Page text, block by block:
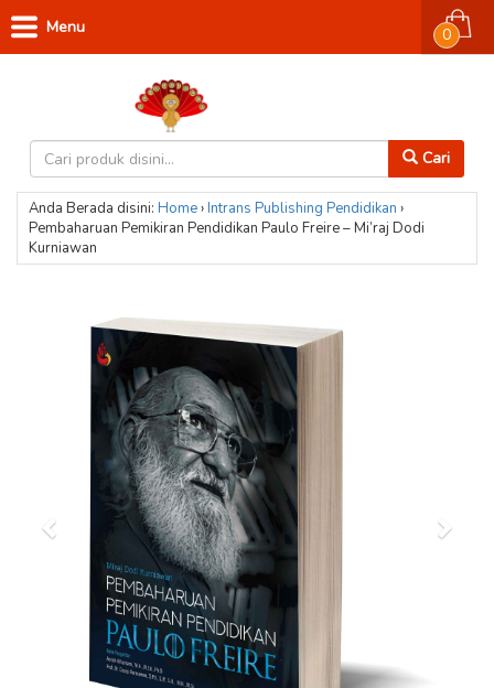
Cari
0
Menu
Anda Berada disini: Home›Intrans Publishing Pendidikan ›
Pembaharuan Pemikiran Pendidikan Paulo Freire – Mi’raj Dodi
Kurniawan